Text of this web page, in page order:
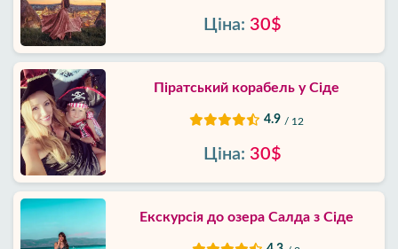
Ціна: 30$
Піратський корабель у Сіде
4.9 / 12
Ціна: 30$
Екскурсія до озера Салда з Сіде